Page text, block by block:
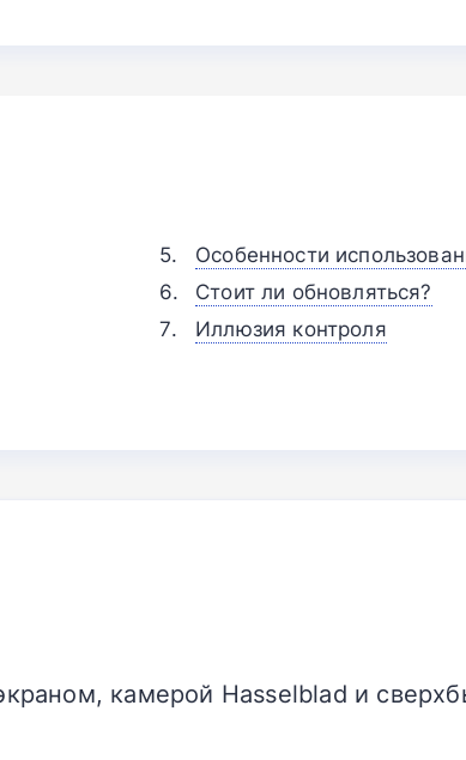
Особенности
Стоит ли обновляться?
Иллюзия контроля
камерой Hasselblad и